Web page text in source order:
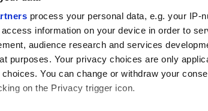
process your personal data, e.g. your IP-
information on your device in order to
audience research and services
purposes. Your privacy choices are only
You can change or withdraw your
on the Privacy trigger icon.
Полезные ссылки
Моя Marca Corona
Обращайтесь к нам
Galleria Marca Corona
Керамогранит
Файлы